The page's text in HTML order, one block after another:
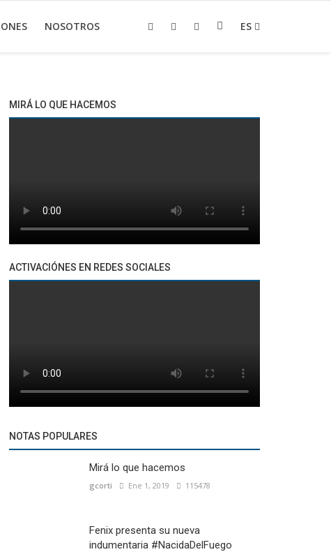
NOSOTROS ES
MIRÁ LO QUE HACEMOS
ACTIVACIÓNES EN REDES SOCIALES
NOTAS POPULARES
Mirá lo que hacemos
gcorti Ene 1, 2019 115478
Fenix presenta su nueva
indumentaria #NacidaDelFuego